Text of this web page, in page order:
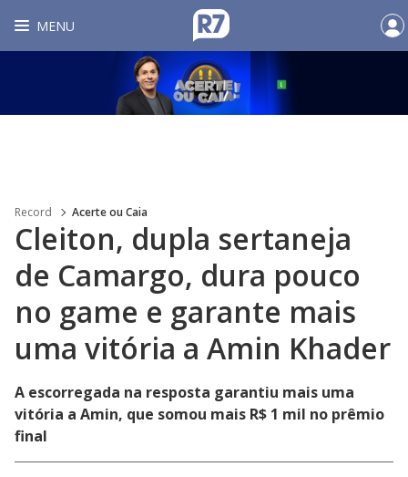
MENU
Record Acerte ou Caia
Cleiton, dupla sertaneja
de Camargo, dura pouco
no game e garante mais
uma vitória a Amin Khader
A escorregada na resposta garantiu mais uma
vitória a Amin, que somou mais R$ 1 mil no prêmio
final